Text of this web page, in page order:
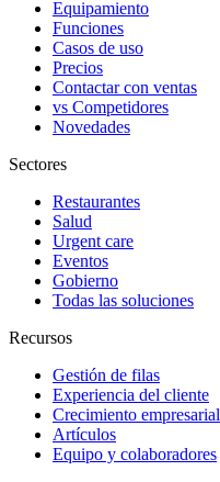
Equipamiento
Funciones
Casos de uso
Precios
Contactar con ventas
vs Competidores
Novedades
Sectores
Restaurantes
Salud
Urgent care
Eventos
Gobierno
Todas las soluciones
Recursos
Gestión de filas
Experiencia del cliente
Crecimiento empresarial
Artículos
Equipo y colaboradores